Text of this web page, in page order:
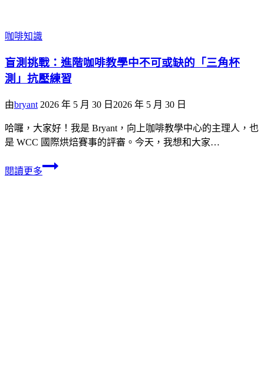
咖啡知識
盲測挑戰：進階咖啡教學中不可或缺的「三角杯
測」抗壓練習
由bryant 2026 年 5 月 30 日 2026 年 5 月 30 日
哈囉，大家好！我是 Bryant，向上咖啡教學中心的主理人，也
是 WCC 國際烘焙賽事的評審。今天，我想和大家…
閱讀更多